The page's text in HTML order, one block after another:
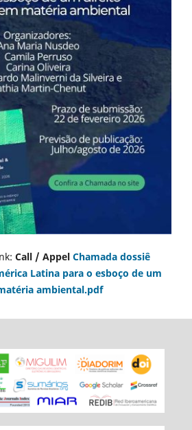
Call / Appel Chamada dossiê
Latina para o esboço de um
ambiental.pdf